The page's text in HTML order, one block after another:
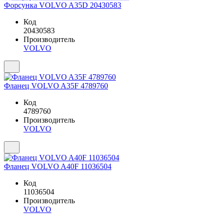
Форсунка VOLVO A35D 20430583
Код
20430583
Производитель
VOLVO
Фланец VOLVO A35F 4789760
Код
4789760
Производитель
VOLVO
Фланец VOLVO A40F 11036504
Код
11036504
Производитель
VOLVO